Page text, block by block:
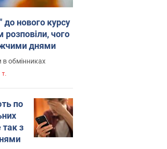
до нового курсу
розповіли, чого
днями
обмінниках
т.
по
так з